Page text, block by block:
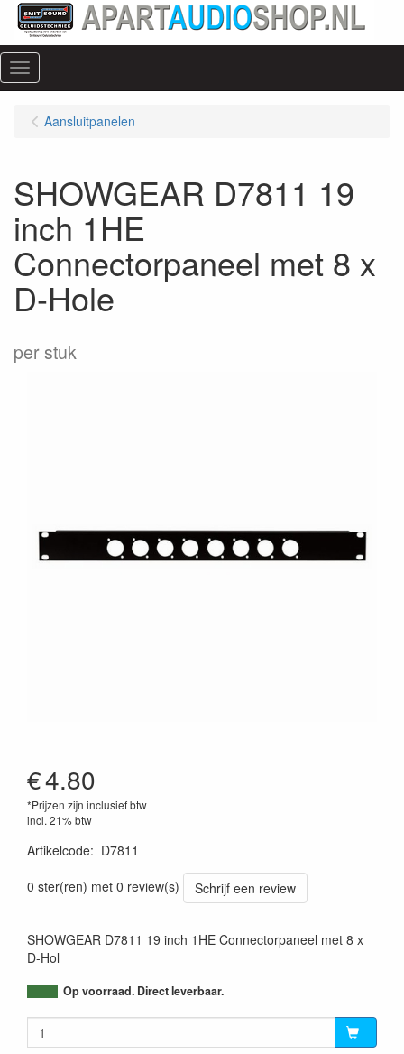
Menu
Aansluitpanelen
SHOWGEAR D7811 19
inch 1HE
Connectorpaneel met 8 x
D-Hole
per stuk
€4.80
*Prijzen zijn inclusief btw
incl. 21% btw
Artikelcode: D7811
0 ster(ren) met 0 review(s)
Schrijf een review
SHOWGEAR D7811 19 inch 1HE Connectorpaneel met 8 x
D-Hol
Op voorraad. Direct leverbaar.